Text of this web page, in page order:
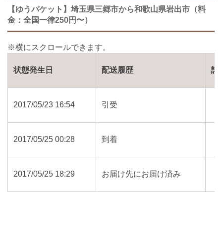
【ゆうパケット】埼玉県三郷市から和歌山県岩出市（料
金：全国一律250円〜）
状態発生日 配送履歴 詳
2017/05/23 16:54 引受
2017/05/25 00:28 到着
2017/05/25 18:29 お届け先にお届け済み